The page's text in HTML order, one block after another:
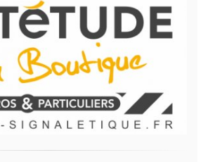
la loi « informatique et libertés »,
votre droit d'accès aux
et les faire rectifier en
PATRY, responsable
des données informatiques, au
par mail sur info@aptetude.net.